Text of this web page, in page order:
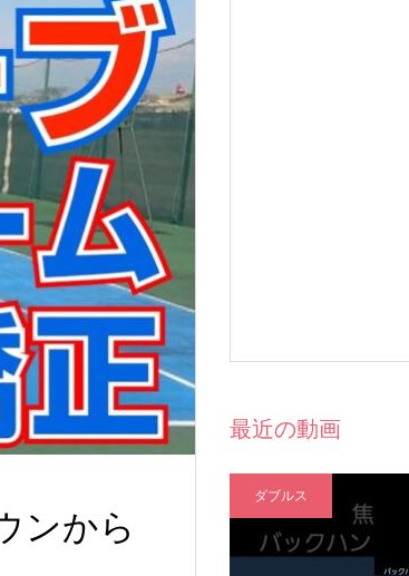
ンから
最近の動画
ダブルス